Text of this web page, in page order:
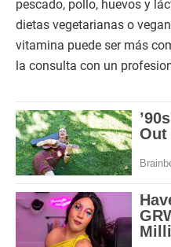
pescado, pollo, huevos y
dietas vegetarianas o
vitamina puede ser más
la consulta con un